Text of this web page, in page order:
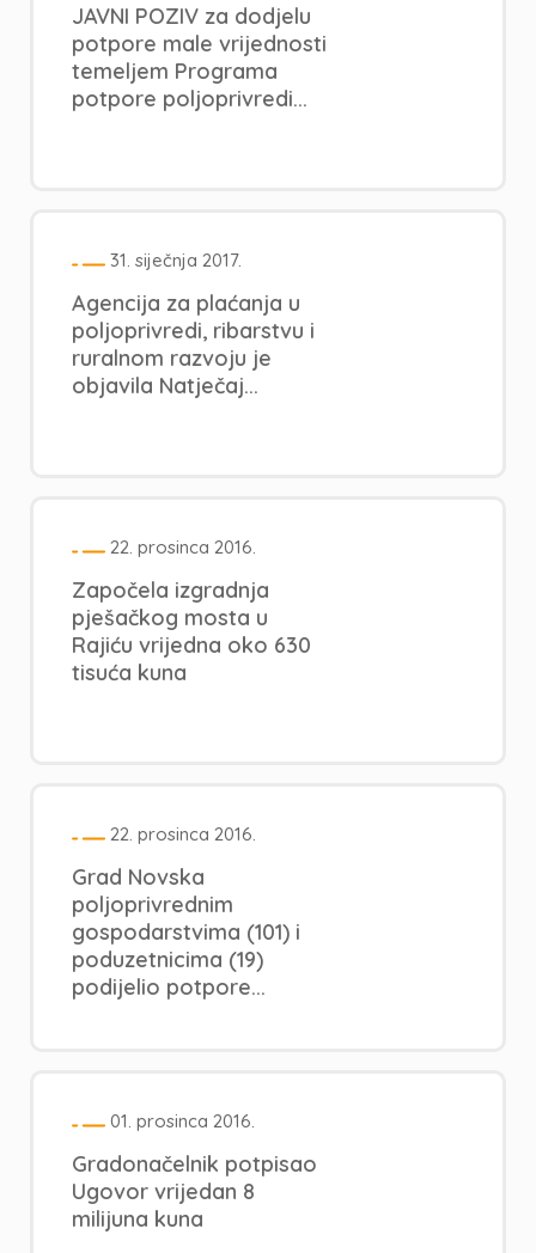
JAVNI POZIV za dodjelu
potpore male vrijednosti
temeljem Programa
potpore poljoprivredi...
31. siječnja 2017.
Agencija za plaćanja u
poljoprivredi, ribarstvu i
ruralnom razvoju je
objavila Natječaj...
22. prosinca 2016.
Započela izgradnja
pješačkog mosta u
Rajiću vrijedna oko 630
tisuća kuna
22. prosinca 2016.
Grad Novska
poljoprivrednim
gospodarstvima (101) i
poduzetnicima (19)
podijelio potpore...
01. prosinca 2016.
Gradonačelnik potpisao
Ugovor vrijedan 8
milijuna kuna